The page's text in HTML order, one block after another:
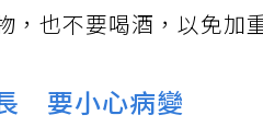
，也不要喝酒，以免加
要小心病變